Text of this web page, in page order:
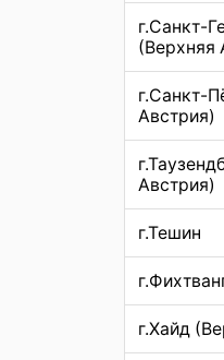
г.Санкт-
(Верхняя
г.Санкт-
Австрия)
Австрия)
г.Тешин
г.Хайд